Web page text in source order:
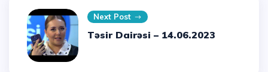
Next Post
Təsir Dairəsi – 14.06.2023